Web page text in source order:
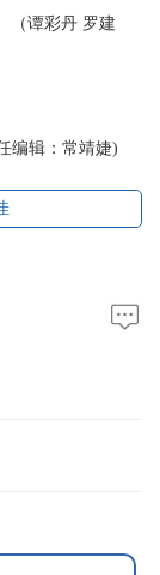
（谭彩丹 罗建
编辑：常靖婕)